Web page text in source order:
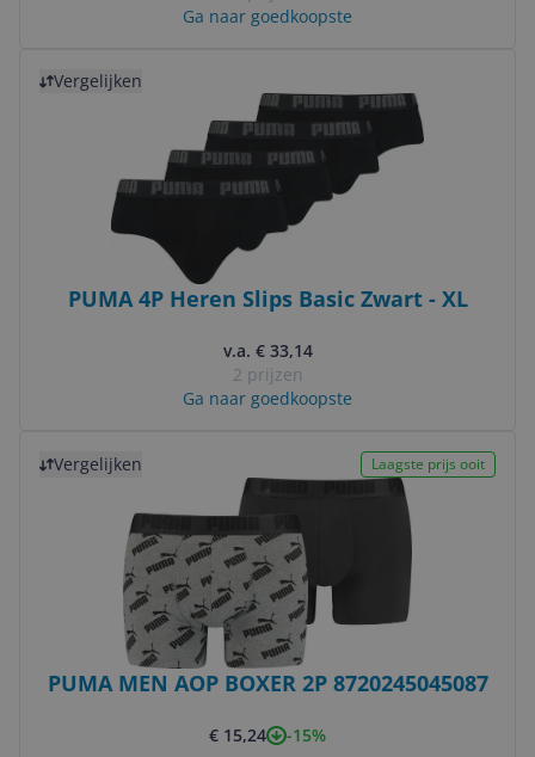
Ga naar goedkoopste
Vergelijken
PUMA 4P Heren Slips Basic Zwart - XL
v.a. € 33,14
2 prijzen
Ga naar goedkoopste
Vergelijken Laagste prijs ooit
PUMA MEN AOP BOXER 2P 8720245045087
€ 15,24 -15%